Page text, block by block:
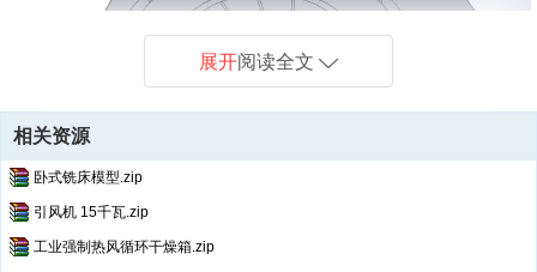
展开阅读全文
相关资源
卧式铣床模型.zip
引风机 15千瓦.zip
工业强制热风循环干燥箱.zip